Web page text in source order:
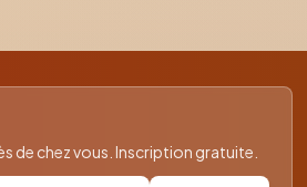
de chez vous. Inscription gratuite.